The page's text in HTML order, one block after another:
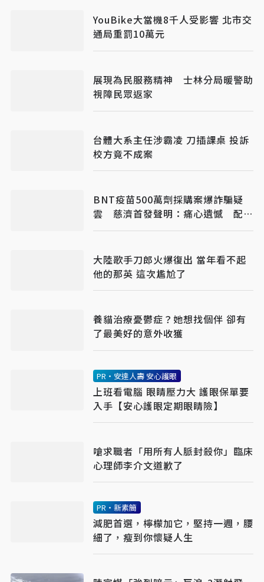
YouBike大當機8千人受影響 北市交
通局重罰10萬元
展現為民服務精神 士林分局暖警助
視障民眾返家
台體大系主任涉霸凌 刀插課桌 投訴
校方竟不成案
BNT疫苗500萬劑採購案爆詐騙疑
雲 慈濟首發聲明：痛心遺憾 配合
司法將追究權益
大陸歌手刀郎火爆復出 當年看不起
他的那英 這次尷尬了
養貓治療憂鬱症？她想找個伴 卻有
了最美好的意外收獲
PR・安達人壽 安心護眼
上班看電腦 眼睛壓力大 護眼保單要
入手【安心護眼定期眼睛險】
嗆求職者「用所有人脈封殺你」臨床
心理師李介文道歉了
PR・新素簡
減肥首選，檸檬加它，堅持一週，腰
細了，瘦到你懷疑人生